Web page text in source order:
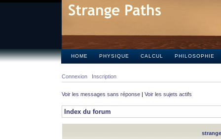
HOME PHYSIQUE CALCUL PHILOSOPHIE
Connexion Inscription
Voir les messages sans réponse | Voir les sujets actifs
Index du forum